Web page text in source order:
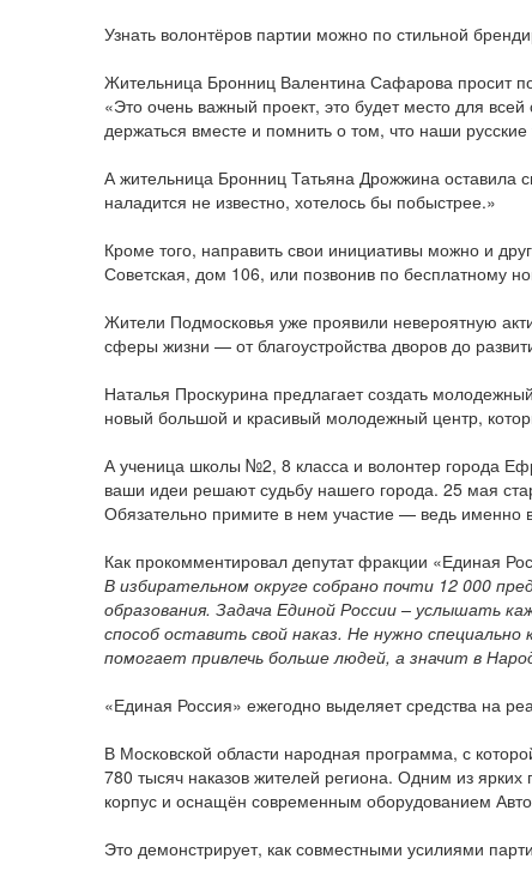
Узнать волонтёров партии можно по стильной
Жительница Бронниц Валентина Сафарова просит
«Это очень важный проект, это будет место для
держаться вместе и помнить о том, что наши
А жительница Бронниц Татьяна Дрожжина оставила
наладится не известно, хотелось бы побыстрее.»
Кроме того, направить свои инициативы можно и
Советская, дом 106, или позвонив по бесплатному
Жители Подмосковья уже проявили невероятную
сферы жизни — от благоустройства дворов до
Наталья Проскурина предлагает создать
новый большой и красивый молодежный центр,
А ученица школы №2, 8 класса и волонтер города
ваши идеи решают судьбу нашего города. 25 мая
Обязательно примите в нем участие — ведь
Как прокомментировал депутат фракции «Единая
В избирательном округе собрано почти 12 000
образования. Задача Единой России – услышать
способ оставить свой наказ. Не нужно
помогает привлечь больше людей, а значит в
«Единая Россия» ежегодно выделяет средства на
В Московской области народная программа, с
780 тысяч наказов жителей региона. Одним из
корпус и оснащён современным оборудованием
Это демонстрирует, как совместными усилиями